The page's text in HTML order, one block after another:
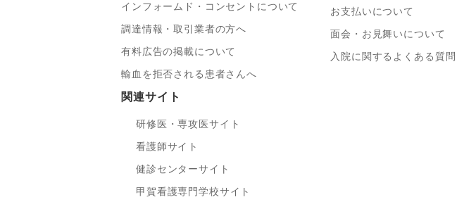
インフォームド・コンセントについて
調達情報・取引業者の方へ
有料広告の掲載について
輸血を拒否される患者さんへ
お支払いについて
面会・お見舞いについて
入院に関するよくある質問
関連サイト
研修医・専攻医サイト
看護師サイト
健診センターサイト
甲賀看護専門学校サイト